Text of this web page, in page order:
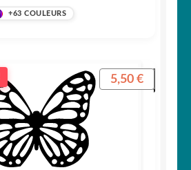
+63 COULEURS
5,50 €